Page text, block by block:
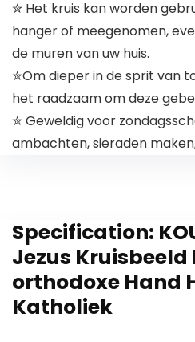
✮ Het kruis kan worden
hanger of meegenomen,
de muren van uw huis.
✮Om dieper in de sprit van
het raadzaam om deze
✮ Geweldig voor
ambachten, sieraden
Specification:
Jezus Kruisbeeld
orthodoxe Hand
Katholiek